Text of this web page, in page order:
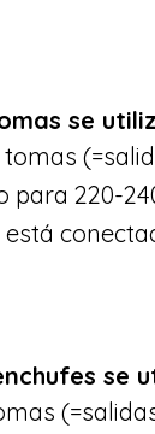
se
para 220-
se